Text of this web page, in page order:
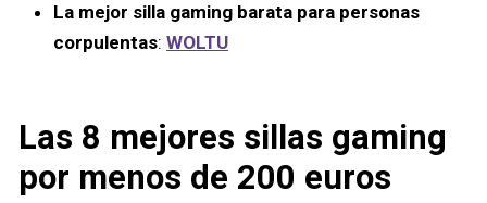
La mejor silla gaming barata para personas
corpulentas: WOLTU
Las 8 mejores sillas gaming
por menos de 200 euros